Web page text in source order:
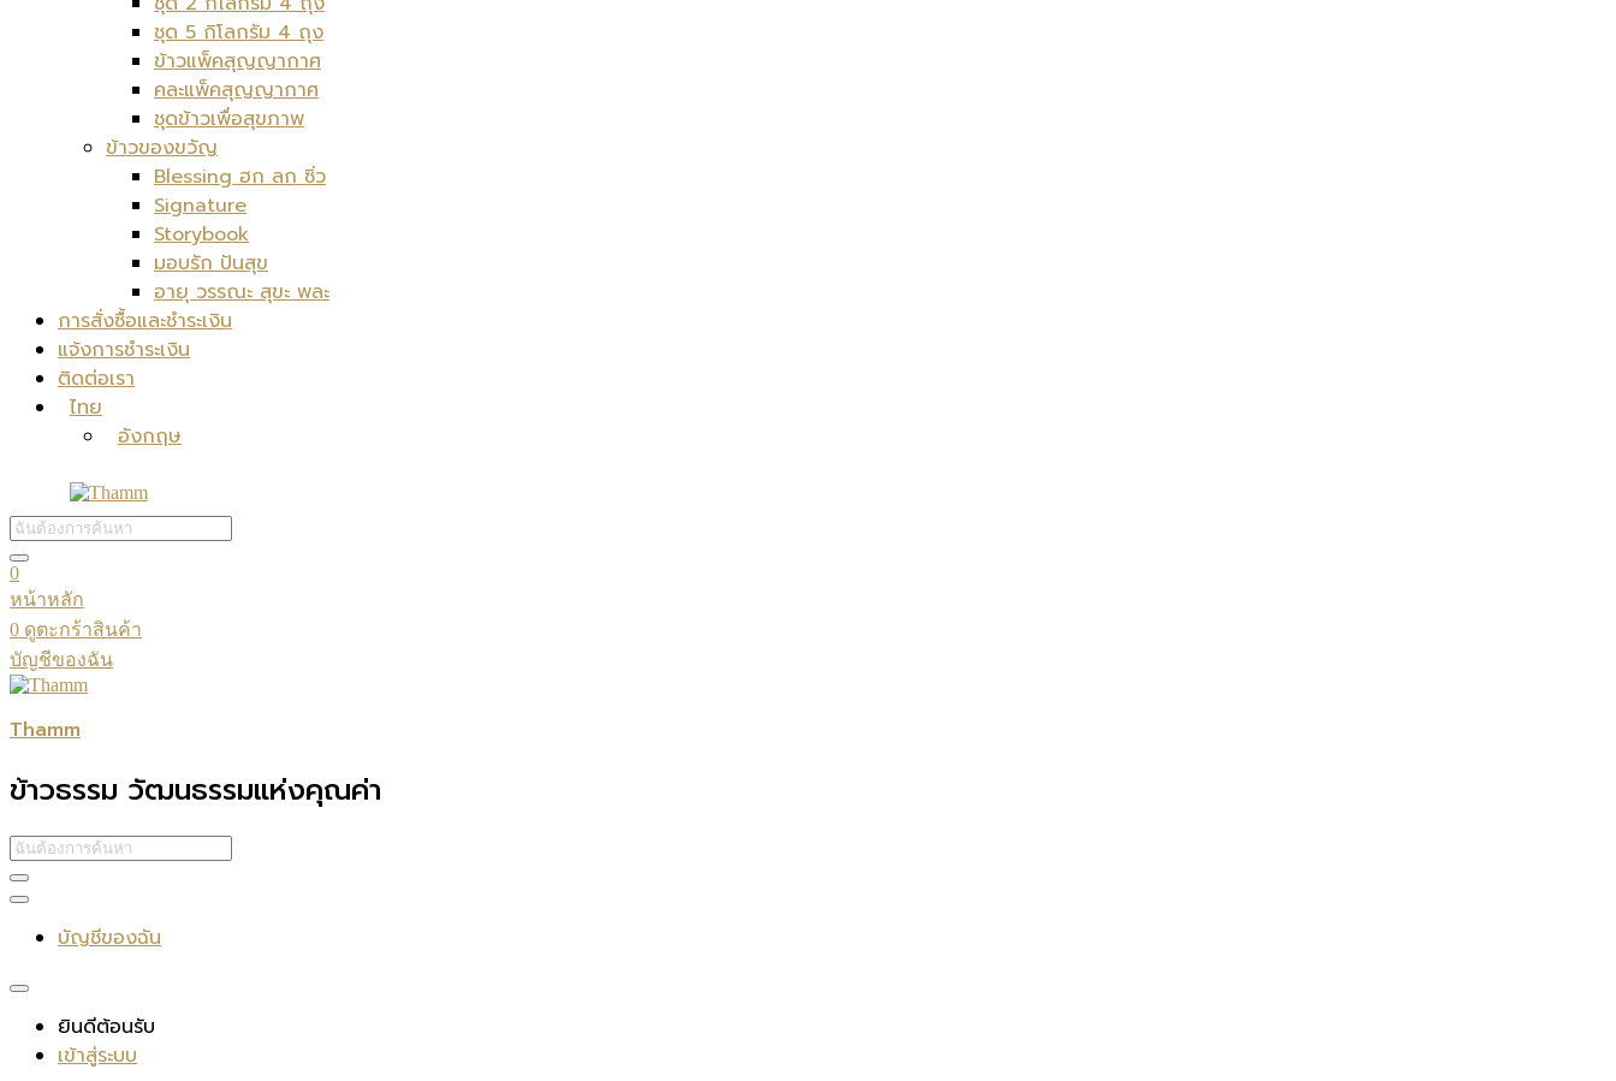
ชุด 5 กิโลกรัม 4 ถุง
ข้าวแพ็คสุญญากาศ
คละแพ็คสุญญากาศ
ชุดข้าวเพื่อสุขภาพ
ข้าวของขวัญ
Blessing ฮก ลก ซิ่ว
Signature
Storybook
มอบรัก ปันสุข
อายุ วรรณะ สุขะ พละ
การสั่งซื้อและชำระเงิน
แจ้งการชำระเงิน
ติดต่อเรา
ไทย
อังกฤษ
0
หน้าหลัก
0 ดูตะกร้าสินค้า
บัญชีของฉัน
Thamm
ข้าวธรรม วัฒนธรรมแห่งคุณค่า
บัญชีของฉัน
ยินดีต้อนรับ
เข้าสู่ระบบ